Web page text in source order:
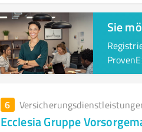
Sie
6
Ecclesia Gruppe